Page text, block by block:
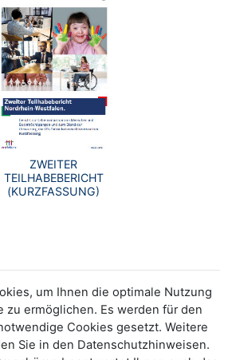
ZWEITER
TEILHABEBERICHT
(KURZFASSUNG)
um Ihnen die optimale Nutzung
zu ermöglichen. Es werden für den
Cookies gesetzt. Weitere
Sie in den Datenschutzhinweisen.